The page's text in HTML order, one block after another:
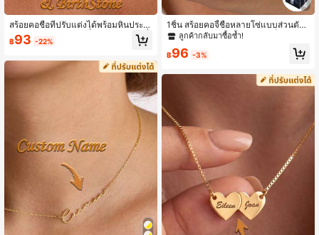
สร้อยคอชื่อที่ปรับแต่งได้พร้อมหินประ
จำเดือนเกิด, สร้อยคอชื่อวันเกิดแม่, เครื่
องประดับชื่อ, ของขวัญเพื่อนเจ้าสาว, ข
฿93 -22%
4
1ชิ้น สร้อยคอจี้ชื่อหลายโซ่แบบส่วนตัว
สแตนเลสสีทอง ของขวัญ ยูนิเซ็กซ์ สำห
หญิง วันวาเลนไทน์ วันแม่ วันพ่อ วันคร
ลูกค้ากลับมาซื้อซ้ำ!
฿96 -3%